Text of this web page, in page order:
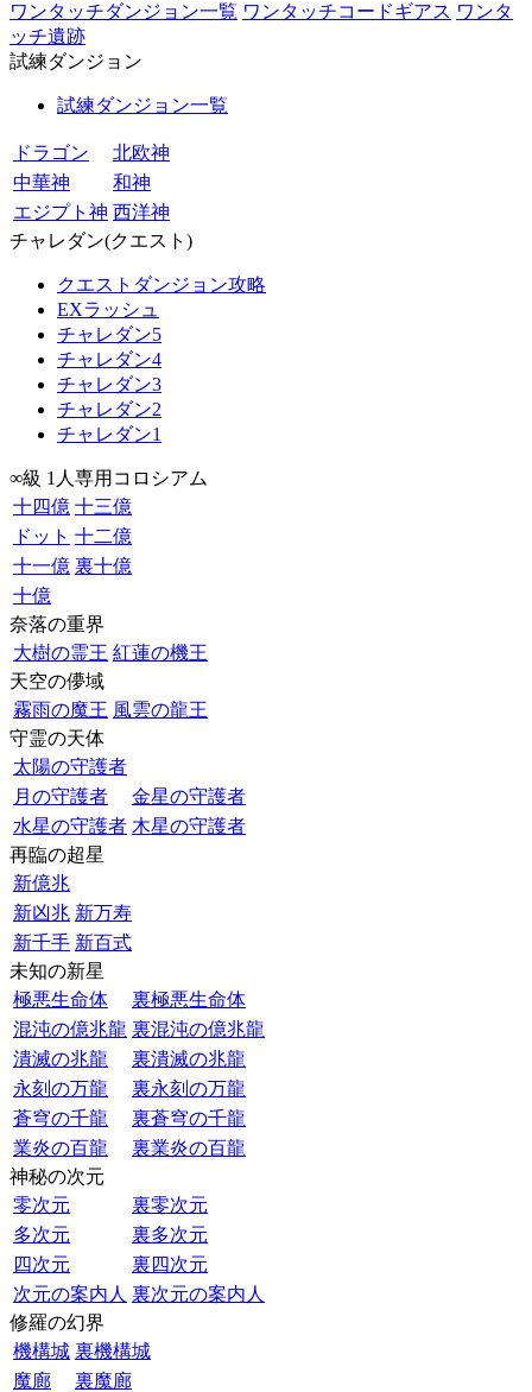
ワンタッチダンジョン一覧 ワンタッチコードギアス ワンタ
ッチ遺跡
試練ダンジョン
試練ダンジョン一覧
ドラゴン
北欧神
中華神
和神
エジプト神 西洋神
チャレダン(クエスト)
クエストダンジョン攻略
EXラッシュ
チャレダン5
チャレダン4
チャレダン3
チャレダン2
チャレダン1
∞級 1人専用コロシアム
十四億 十三億
ドット 十二億
十一億 裏十億
十億
奈落の重界
大樹の霊王 紅蓮の機王
天空の儚域
霧雨の魔王 風雲の龍王
守霊の天体
太陽の守護者
月の守護者
金星の守護者
水星の守護者 木星の守護者
再臨の超星
新億兆
新凶兆 新万寿
新千手 新百式
未知の新星
極悪生命体
裏極悪生命体
混沌の億兆龍 裏混沌の億兆龍
潰滅の兆龍
裏潰滅の兆龍
永刻の万龍
裏永刻の万龍
蒼穹の千龍
裏蒼穹の千龍
業炎の百龍
裏業炎の百龍
神秘の次元
零次元
裏零次元
多次元
裏多次元
四次元
裏四次元
次元の案内人 裏次元の案内人
修羅の幻界
機構城 裏機構城
魔廊
裏魔廊